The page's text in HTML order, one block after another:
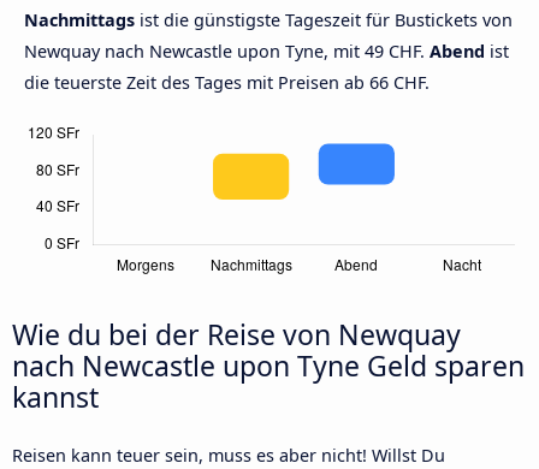
Nachmittags ist die günstigste Tageszeit für Bustickets von
Newquay nach Newcastle upon Tyne, mit 49 CHF. Abend ist
die teuerste Zeit des Tages mit Preisen ab 66 CHF.
Wie du bei der Reise von Newquay
nach Newcastle upon Tyne Geld sparen
kannst
Reisen kann teuer sein, muss es aber nicht! Willst Du